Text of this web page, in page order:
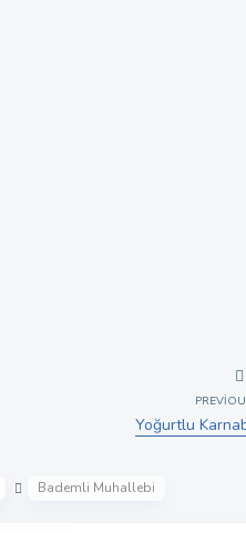
Yoğurtlu
Bademli Muhallebi